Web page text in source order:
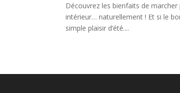
Découvrez les bienfaits de marcher
intérieur… naturellement ! Et si le
simple plaisir d’été....